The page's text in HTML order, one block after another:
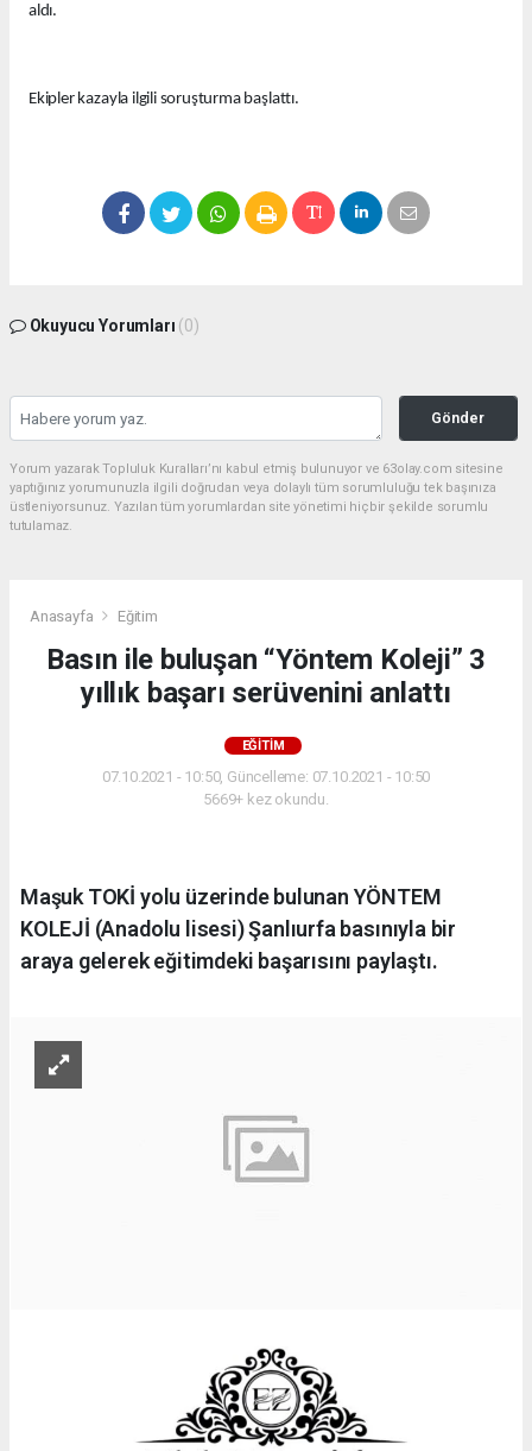
aldı.
Ekipler kazayla ilgili soruşturma başlattı.
Okuyucu Yorumları (0)
Gönder
Yorum yazarak Topluluk Kuralları’nı kabul etmiş bulunuyor ve 63olay.com sitesine
yaptığınız yorumunuzla ilgili doğrudan veya dolaylı tüm sorumluluğu tek başınıza
üstleniyorsunuz. Yazılan tüm yorumlardan site yönetimi hiçbir şekilde sorumlu
tutulamaz.
Anasayfa Eğitim
Basın ile buluşan “Yöntem Koleji” 3
yıllık başarı serüvenini anlattı
EĞITIM
07.10.2021 - 10:50, Güncelleme: 07.10.2021 - 10:50
5669+ kez okundu.
Maşuk TOKİ yolu üzerinde bulunan YÖNTEM
KOLEJİ (Anadolu lisesi) Şanlıurfa basınıyla bir
araya gelerek eğitimdeki başarısını paylaştı.